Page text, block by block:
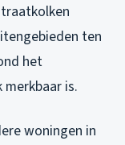
ten
het
is.
woningen in